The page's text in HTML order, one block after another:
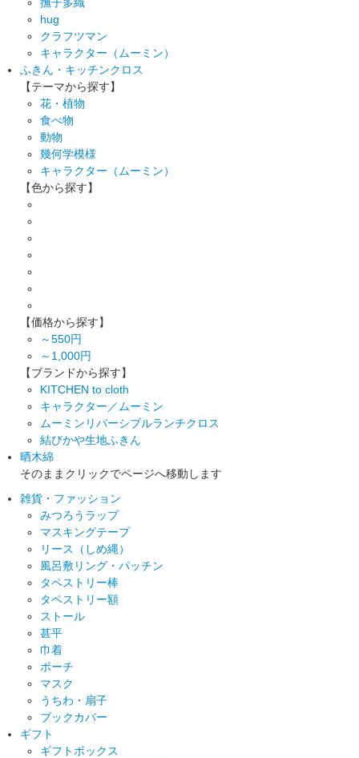
hug
クラフツマン
キャラクター（ムーミン）
ふきん・キッチンクロス
【テーマから探す】
花・植物
食べ物
動物
幾何学模様
キャラクター（ムーミン）
【色から探す】
【価格から探す】
～550円
～1,000円
【ブランドから探す】
KITCHEN to cloth
キャラクター／ムーミン
ムーミンリバーシブルランチクロス
結びかや生地ふきん
晒木綿
そのままクリックでページへ移動します
雑貨・ファッション
みつろうラップ
マスキングテープ
リース（しめ縄）
風呂敷リング・パッチン
タペストリー棒
タペストリー額
ストール
甚平
巾着
ポーチ
マスク
うちわ・扇子
ブックカバー
ギフト
ギフトボックス